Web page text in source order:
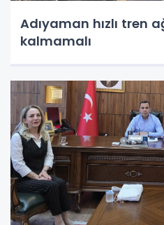
Adıyaman hızlı tren
kalmamalı